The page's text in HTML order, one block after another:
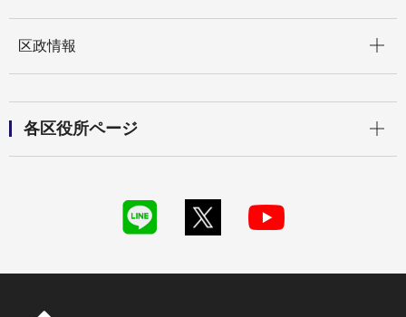
区政情報
各区役所ページ